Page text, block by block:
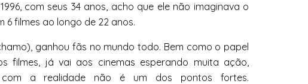
com seus 34 anos, acho que ele não imaginava o
6 filmes ao longo de 22 anos.
ganhou fãs no mundo todo. Bem como o papel
filmes, já vai aos cinemas esperando muita ação,
a realidade não é um dos pontos fortes.